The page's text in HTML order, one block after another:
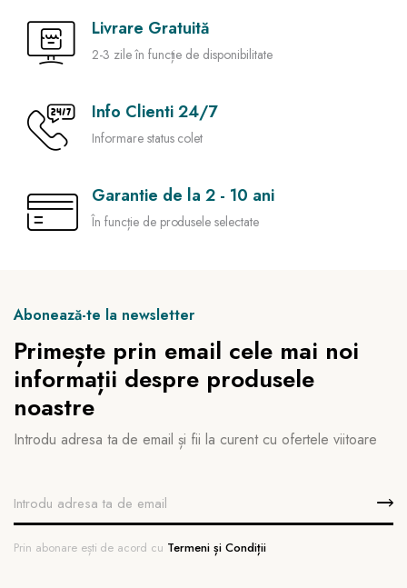
Livrare Gratuită
2-3 zile în funcție de disponibilitate
Info Clienti 24/7
Informare status colet
Garantie de la 2 - 10 ani
În funcție de produsele selectate
Abonează-te la newsletter
Primește prin email cele mai noi
informații despre produsele
noastre
Introdu adresa ta de email și fii la curent cu ofertele viitoare
Prin abonare ești de acord cu Termeni și Condiții